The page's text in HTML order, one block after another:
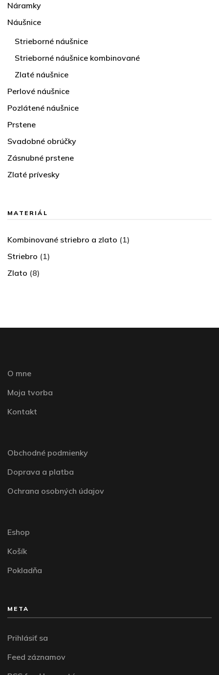
Náramky
Náušnice
Strieborné náušnice
Strieborné náušnice kombinované
Zlaté náušnice
Perlové náušnice
Pozlátené náušnice
Prstene
Svadobné obrúčky
Zásnubné prstene
Zlaté prívesky
MATERIÁL
Kombinované striebro a zlato (1)
Striebro (1)
Zlato (8)
O mne
Moja tvorba
Kontakt
Obchodné podmienky
Doprava a platba
Ochrana osobných údajov
Eshop
Košík
Pokladňa
META
Prihlásiť sa
Feed záznamov